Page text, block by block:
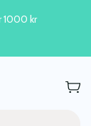
1000 kr